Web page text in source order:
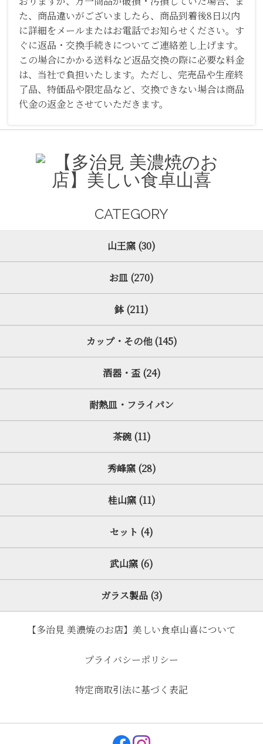
た、商品違いがございましたら、商品到着後8日以内
に詳細をメールまたはお電話でお知らせください。す
ぐに返品・交換手続きについてご連絡差し上げます。
この場合にかかる送料など返品交換の際に必要な料金
は、当社で負担いたします。ただし、完売品や生産終
了品、特価品や限定品など、交換できない場合は商品
代金の返金とさせていただきます。
CATEGORY
山王窯 (30)
お皿 (270)
鉢 (211)
カップ・その他 (145)
酒器・盃 (24)
耐熱皿・フライパン
茶碗 (11)
秀峰窯 (28)
桂山窯 (11)
セット (4)
武山窯 (6)
ガラス製品 (3)
【多治見 美濃焼のお店】美しい食卓山喜について
プライバシーポリシー
特定商取引法に基づく表記